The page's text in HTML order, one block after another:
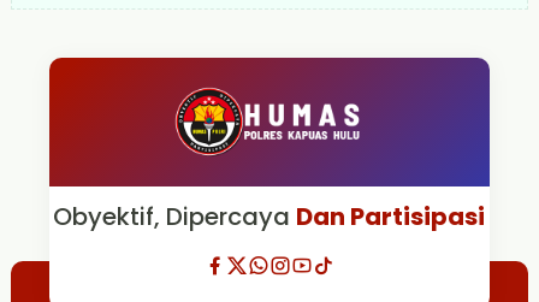
Obyektif, Dipercaya Dan Partisipasi